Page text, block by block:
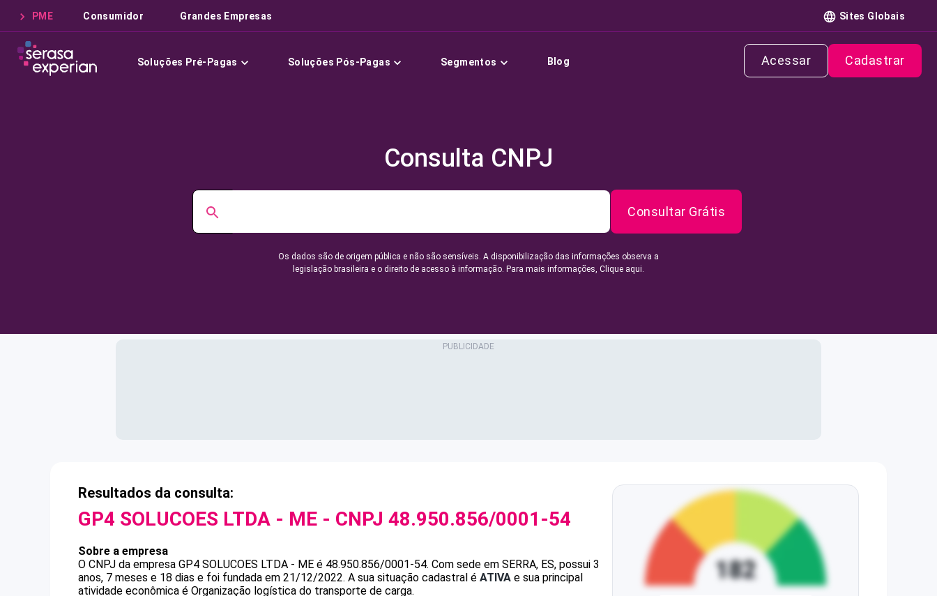
PME Consumidor Grandes Empresas Sites Globais
Soluções Pré-Pagas Soluções Pós-Pagas Segmentos Blog Acessar Cadastrar
Consulta CNPJ
Consultar Grátis
Os dados são de origem pública e não são sensíveis. A disponibilização das informações observa a
legislação brasileira e o direito de acesso à informação. Para mais informações, Clique aqui.
Resultados da consulta:
GP4 SOLUCOES LTDA - ME - CNPJ 48.950.856/0001-54
Sobre a empresa
O CNPJ da empresa GP4 SOLUCOES LTDA - ME é 48.950.856/0001-54. Com sede em SERRA, ES, possui 3
anos, 7 meses e 18 dias e foi fundada em 21/12/2022. A sua situação cadastral é ATIVA e sua principal
atividade econômica é Organização logística do transporte de carga.